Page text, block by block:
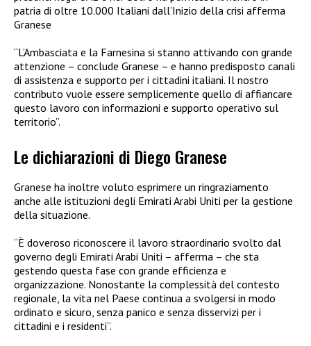
patria di oltre 10.000 Italiani dall’Inizio della crisi afferma
Granese
“L’Ambasciata e la Farnesina si stanno attivando con grande
attenzione – conclude Granese – e hanno predisposto canali
di assistenza e supporto per i cittadini italiani. Il nostro
contributo vuole essere semplicemente quello di affiancare
questo lavoro con informazioni e supporto operativo sul
territorio”.
Le dichiarazioni di Diego Granese
Granese ha inoltre voluto esprimere un ringraziamento
anche alle istituzioni degli Emirati Arabi Uniti per la gestione
della situazione.
“È doveroso riconoscere il lavoro straordinario svolto dal
governo degli Emirati Arabi Uniti – afferma – che sta
gestendo questa fase con grande efficienza e
organizzazione. Nonostante la complessità del contesto
regionale, la vita nel Paese continua a svolgersi in modo
ordinato e sicuro, senza panico e senza disservizi per i
cittadini e i residenti”.